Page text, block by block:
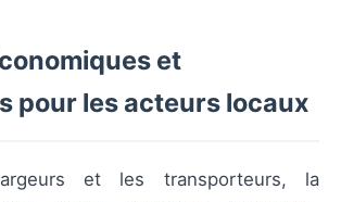
et
pour les acteurs locaux
et les transporteurs, la